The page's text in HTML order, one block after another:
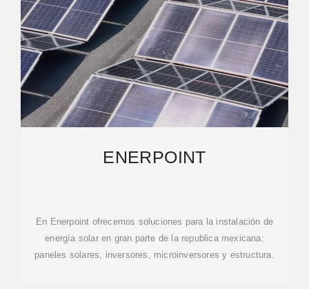
ENERPOINT
En Enerpoint ofrecemos soluciones para la instalación de
energía solar en gran parte de la republica mexicana:
paneles solares, inversores, microinversores y estructura.